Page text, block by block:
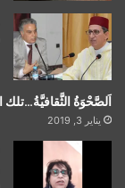
اَلصَّحْوَةُ
يناير 3, 2019